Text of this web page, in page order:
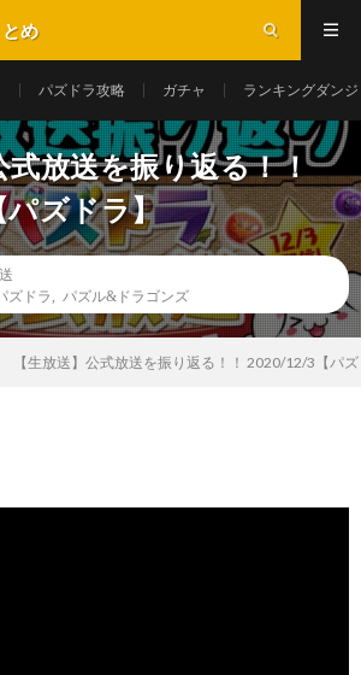
め
パズドラ攻略 ガチャ ランキングダン
式放送を振り返る！！
ズドラ】
ズドラ パズル&ドラゴンズ
【生放送】公式放送を振り返る！！ 2020/12/3【パ